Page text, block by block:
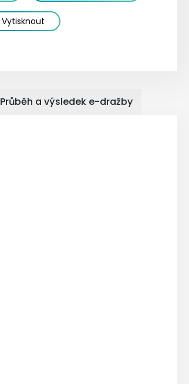
Vytisknout
Průběh a výsledek e-dražby